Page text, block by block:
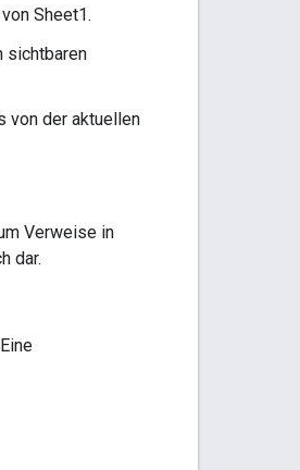
Sheet1.
sichtbaren
von der aktuellen
Verweise in
dar.